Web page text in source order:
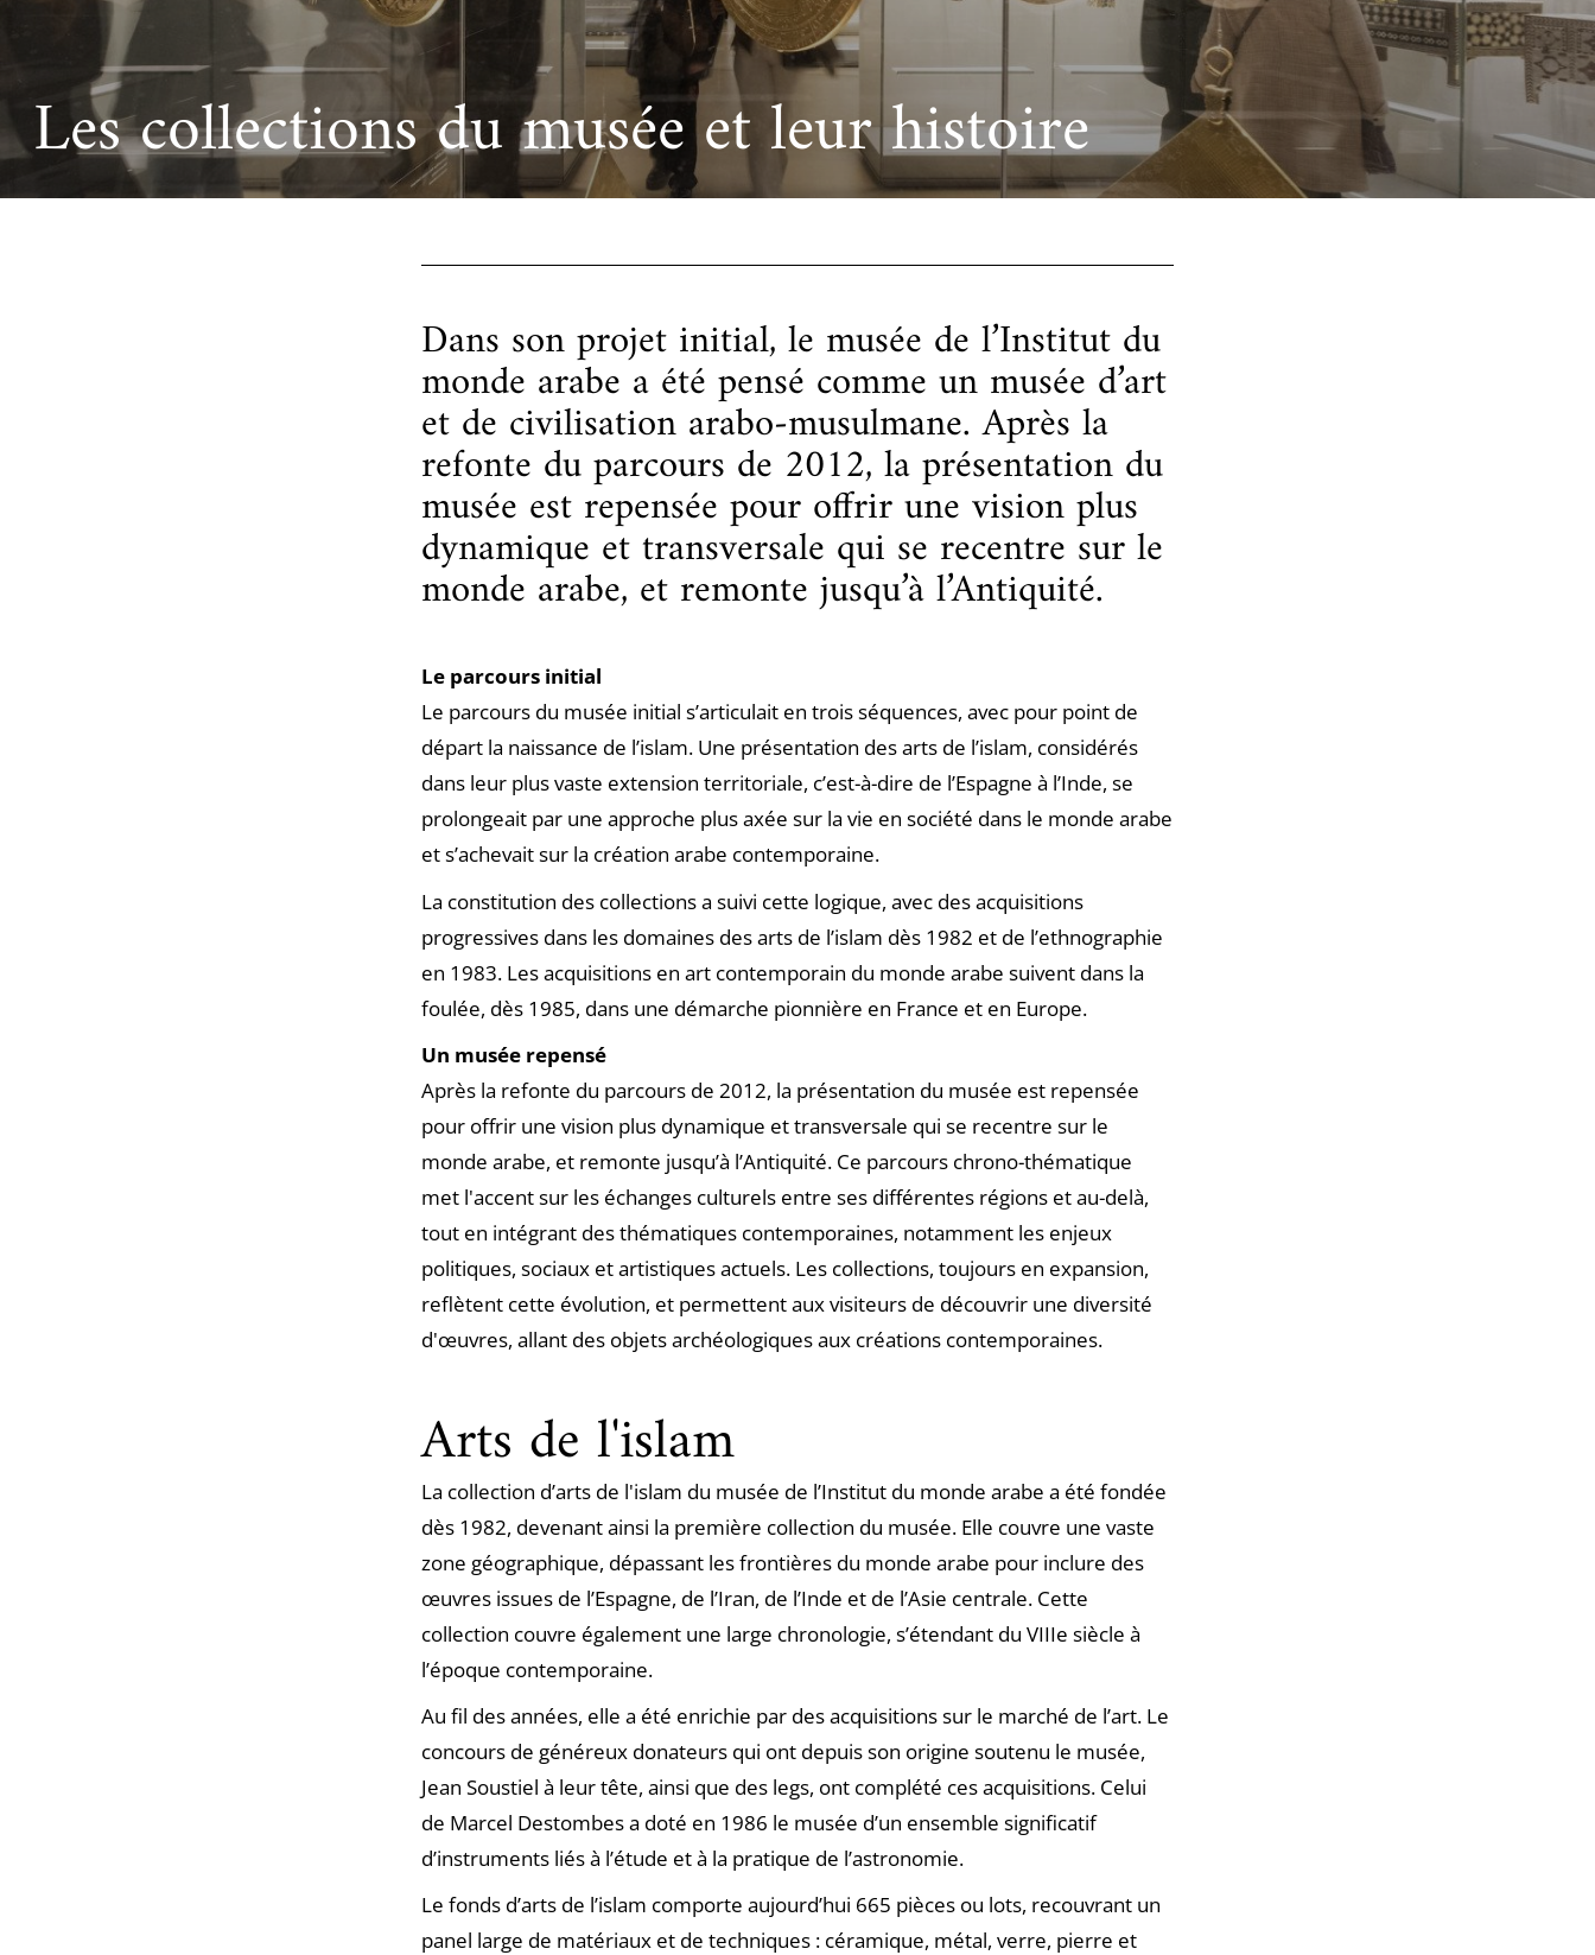
Cinéma
Musique
Littérature et poésie
L’heure du conte
Centre de langue et de civilisation arabes
Accueillir une exposition pédagogique itinérante / Host
an educational travelling exhibition
Le projet de nouveau musée
Les rencontres économiques du monde arabe
Takam Tikou
Les Journées de l'histoire de l'IMA
Les collections du musée et leur histoire
Dans son projet initial, le musée de l’Institut du
monde arabe a été pensé comme un musée d’art
et de civilisation arabo-musulmane. Après la
refonte du parcours de 2012, la présentation du
musée est repensée pour offrir une vision plus
dynamique et transversale qui se recentre sur le
monde arabe, et remonte jusqu’à l’Antiquité.
Le parcours initial
Le parcours du musée initial s’articulait en trois séquences, avec pour point de
départ la naissance de l’islam. Une présentation des arts de l’islam, considérés
dans leur plus vaste extension territoriale, c’est-à-dire de l’Espagne à l’Inde, se
prolongeait par une approche plus axée sur la vie en société dans le monde arabe
et s’achevait sur la création arabe contemporaine.
La constitution des collections a suivi cette logique, avec des acquisitions
progressives dans les domaines des arts de l’islam dès 1982 et de l’ethnographie
en 1983. Les acquisitions en art contemporain du monde arabe suivent dans la
foulée, dès 1985, dans une démarche pionnière en France et en Europe.
Un musée repensé
Après la refonte du parcours de 2012, la présentation du musée est repensée
pour offrir une vision plus dynamique et transversale qui se recentre sur le
monde arabe, et remonte jusqu’à l’Antiquité. Ce parcours chrono-thématique
met l'accent sur les échanges culturels entre ses différentes régions et au-delà,
tout en intégrant des thématiques contemporaines, notamment les enjeux
politiques, sociaux et artistiques actuels. Les collections, toujours en expansion,
reflètent cette évolution, et permettent aux visiteurs de découvrir une diversité
d'œuvres, allant des objets archéologiques aux créations contemporaines.
Arts de l'islam
La collection d’arts de l'islam du musée de l’Institut du monde arabe a été fondée
dès 1982, devenant ainsi la première collection du musée. Elle couvre une vaste
zone géographique, dépassant les frontières du monde arabe pour inclure des
œuvres issues de l’Espagne, de l’Iran, de l’Inde et de l’Asie centrale. Cette
collection couvre également une large chronologie, s’étendant du VIIIe siècle à
l’époque contemporaine.
Au fil des années, elle a été enrichie par des acquisitions sur le marché de l’art. Le
concours de généreux donateurs qui ont depuis son origine soutenu le musée,
Jean Soustiel à leur tête, ainsi que des legs, ont complété ces acquisitions. Celui
de Marcel Destombes a doté en 1986 le musée d’un ensemble significatif
d’instruments liés à l’étude et à la pratique de l’astronomie.
Le fonds d’arts de l’islam comporte aujourd’hui 665 pièces ou lots, recouvrant un
panel large de matériaux et de techniques : céramique, métal, verre, pierre et